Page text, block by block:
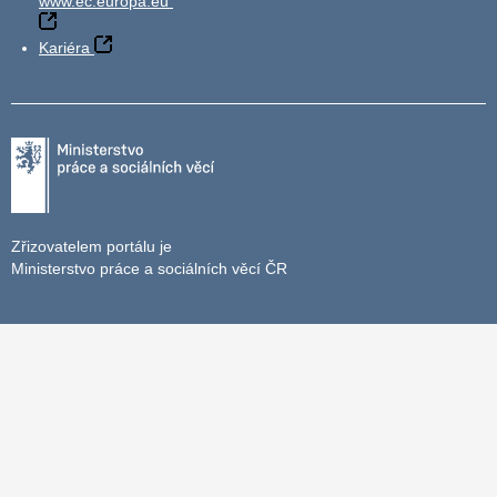
Kariéra
Zřizovatelem portálu je
Ministerstvo práce a sociálních věcí ČR